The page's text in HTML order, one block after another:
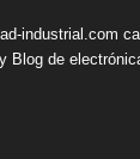
industrial.com
Blog de